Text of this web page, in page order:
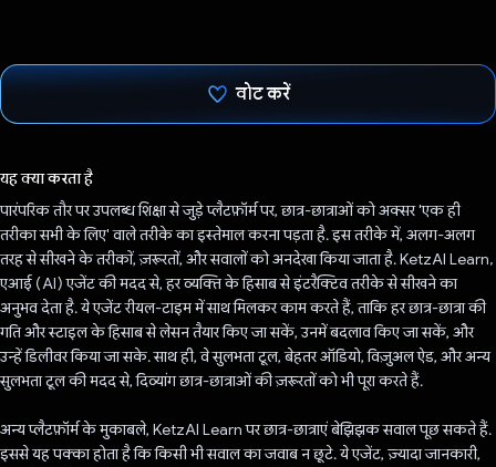
वोट करें
यह क्या करता है
पारंपरिक तौर पर उपलब्ध शिक्षा से जुड़े प्लैटफ़ॉर्म पर, छात्र-छात्राओं को अक्सर 'एक ही
तरीका सभी के लिए' वाले तरीके का इस्तेमाल करना पड़ता है. इस तरीके में, अलग-अलग
तरह से सीखने के तरीकों, ज़रूरतों, और सवालों को अनदेखा किया जाता है. KetzAI Learn,
एआई (AI) एजेंट की मदद से, हर व्यक्ति के हिसाब से इंटरैक्टिव तरीके से सीखने का
अनुभव देता है. ये एजेंट रीयल-टाइम में साथ मिलकर काम करते हैं, ताकि हर छात्र-छात्रा की
गति और स्टाइल के हिसाब से लेसन तैयार किए जा सकें, उनमें बदलाव किए जा सकें, और
उन्हें डिलीवर किया जा सके. साथ ही, वे सुलभता टूल, बेहतर ऑडियो, विज़ुअल ऐड, और अन्य
सुलभता टूल की मदद से, दिव्यांग छात्र-छात्राओं की ज़रूरतों को भी पूरा करते हैं.
अन्य प्लैटफ़ॉर्म के मुकाबले, KetzAI Learn पर छात्र-छात्राएं बेझिझक सवाल पूछ सकते हैं.
इससे यह पक्का होता है कि किसी भी सवाल का जवाब न छूटे. ये एजेंट, ज़्यादा जानकारी,